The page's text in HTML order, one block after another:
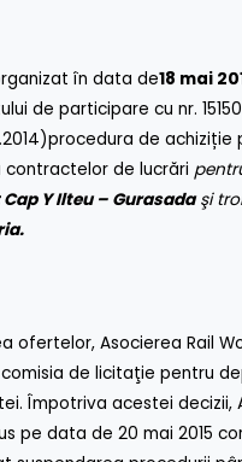
în data de18 mai
de participare cu nr.
de achiziție
de lucrări
Cap Y Ilteu – Gurasadaşi
ofertelor, Asocierea Rail
de licitaţie pentru
Împotriva acestei decizii,
pe data de 20 mai 2015